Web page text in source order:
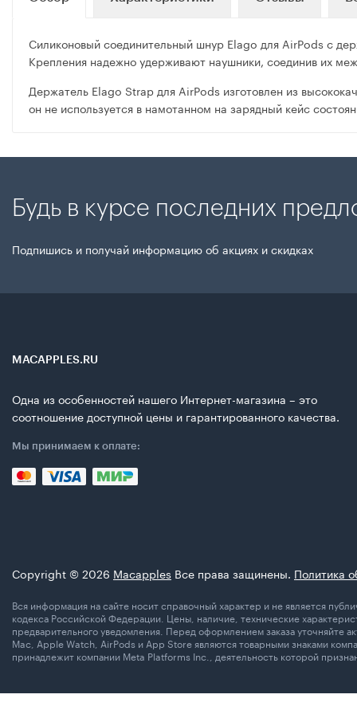
Силиконовый соединительный шнур Elago для AirPods с
Крепления надежно удерживают наушники, соединив их
Держатель Elago Strap для AirPods изготовлен из
он не используется в намотанном на зарядный кейс
Будь в курсе последних
Подпишись и получай информацию об акциях и скидках
MACAPPLES.RU
Одна из особенностей нашего Интернет-магазина – это
соотношение доступной цены и гарантированного качества.
Мы принимаем к оплате:
Copyright © 2026 Macapples Все права защинены. Политика
Вся информация на сайте носит справочный характер и не является
кодекса Российской Федерации. Цены, наличие, технические
предварительного уведомления. Перед оформлением заказа уточняйте
Mac, Apple Watch, AirPods и App Store являются товарными знаками
принадлежит компании Meta Platforms Inc., деятельность которой